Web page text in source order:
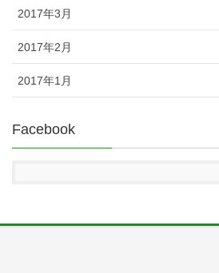
2017年3月
2017年2月
2017年1月
Facebook